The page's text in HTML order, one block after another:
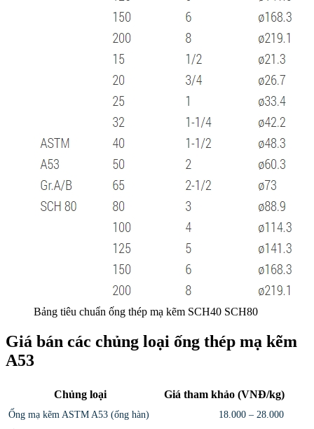
Bảng tiêu chuẩn ống thép mạ kẽm SCH40 SCH80
Giá bán các chủng loại ống thép mạ kẽm
A53
Chủng loại Giá tham khảo (VNĐ/kg)
Ống mạ kẽm ASTM A53 (ống hàn)
18.000 – 28.000